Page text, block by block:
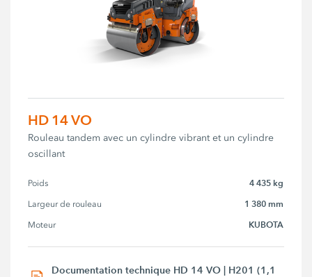
HD 14 VO
Rouleau tandem avec un cylindre vibrant et un cylindre
oscillant
Poids 4 435 kg
Largeur de rouleau 1 380 mm
Moteur KUBOTA
Documentation technique HD 14 VO | H201 (1,1